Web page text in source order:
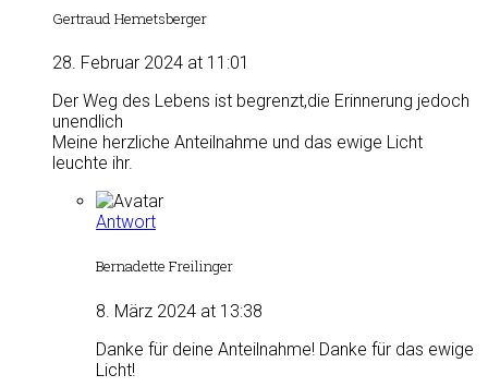
Gertraud Hemetsberger
28. Februar 2024 at 11:01
Der Weg des Lebens ist begrenzt,die Erinnerung jedoch
unendlich
Meine herzliche Anteilnahme und das ewige Licht
leuchte ihr.
Antwort
Bernadette Freilinger
8. März 2024 at 13:38
Danke für deine Anteilnahme! Danke für das ewige
Licht!